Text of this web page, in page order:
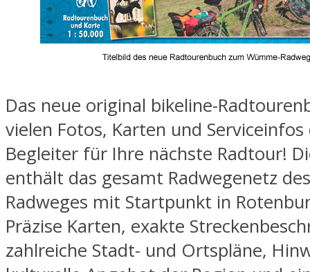
Das neue original bikeline-
vielen Fotos, Karten und
Begleiter für Ihre nächste Radtour!
enthält das gesamt Radwegenetz
Radweges mit Startpunkt in
Präzise Karten, exakte
zahlreiche Stadt- und Ortspläne,